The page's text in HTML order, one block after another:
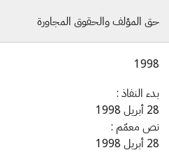
المؤلف والحقوق المجاورة
النفاذ :
معمّم :